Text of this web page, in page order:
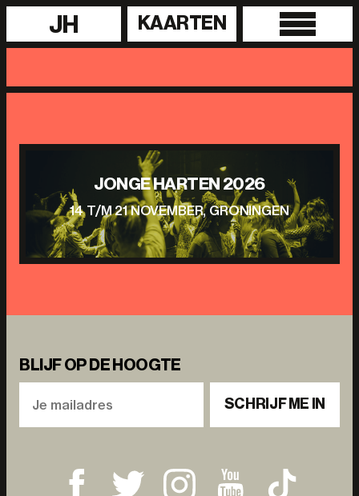
JH KAARTEN
JONGE HARTEN 2026
14 T/M 21 NOVEMBER, GRONINGEN
BLIJF OP DE HOOGTE
SCHRIJF ME IN